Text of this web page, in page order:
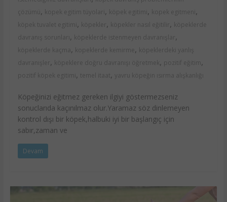
çözümü , kopek egitim tüyolari , köpek egitimi , kopek egitmeni ,
köpek tuvalet egitimi , köpekler , köpekler nasıl eğitilir ,
köpeklerde
davranış sorunları , köpeklerde istenmeyen davranışlar ,
köpeklerde kaçma , kopeklerde kemirme ,
köpeklerdeki yanlış
davranışler , köpeklere doğru davranışı öğretmek , pozitif eğitim ,
pozitif köpek egitimi , temel itaat, yavru köpeğin ısırma alışkanlığı
Köpeğinizi eğitmez gereken ilgiyi göstermezseniz
sonuclarıda kaçınılmaz olur.Yaramaz söz dinlemeyen
kontrol dışı bir köpek,halbuki iyi bir başlangıç için
sabır,zaman ve
Devam